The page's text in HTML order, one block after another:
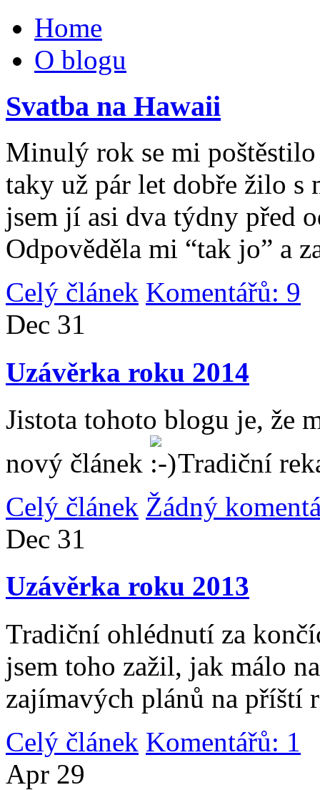
Home
O blogu
Svatba na Hawaii
Minulý rok se mi
taky už pár let dobře žilo
jsem jí asi dva týdny před
Odpověděla mi “tak jo” a
Celý článek Komentářů: 9
Dec 31
Uzávěrka roku 2014
Jistota tohoto blogu je, že
nový článek
Tradiční
Celý článek Žádný
Dec 31
Uzávěrka roku 2013
Tradiční ohlédnutí za
jsem toho zažil, jak málo
zajímavých plánů na příští
Celý článek Komentářů: 1
Apr 29